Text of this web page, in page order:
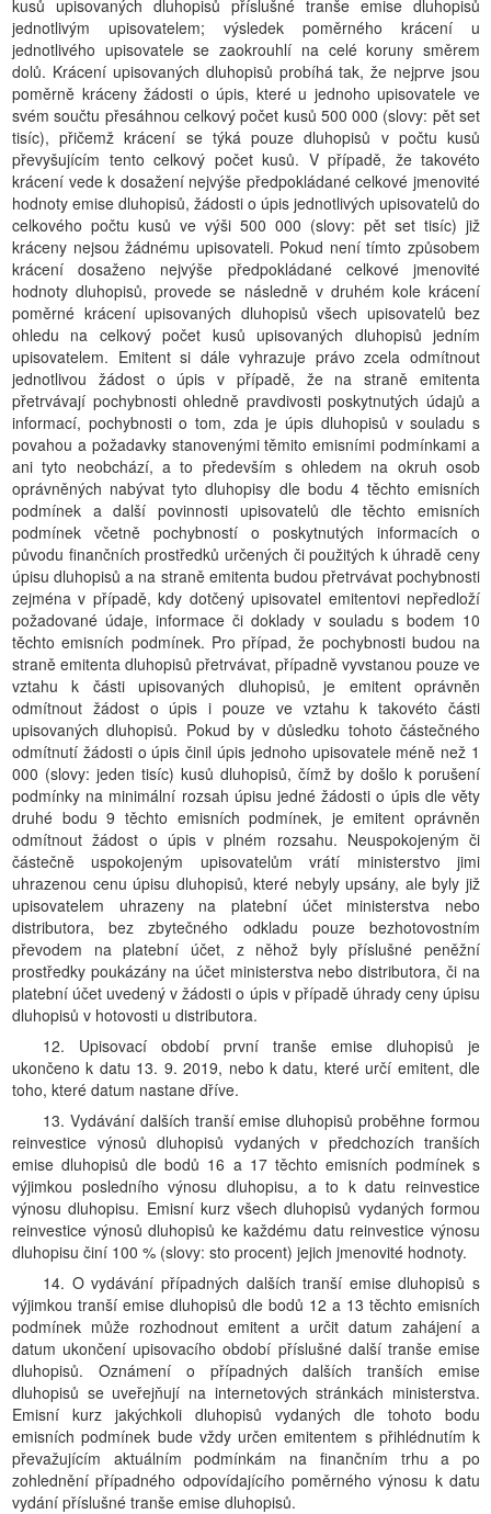
kusů upisovaných dluhopisů příslušné tranše emise dluhopisů
jednotlivým upisovatelem; výsledek poměrného krácení u
jednotlivého upisovatele se zaokrouhlí na celé koruny směrem
dolů. Krácení upisovaných dluhopisů probíhá tak, že nejprve jsou
poměrně kráceny žádosti o úpis, které u jednoho upisovatele ve
svém součtu přesáhnou celkový počet kusů 500 000 (slovy: pět set
tisíc), přičemž krácení se týká pouze dluhopisů v počtu kusů
převyšujícím tento celkový počet kusů. V případě, že takovéto
krácení vede k dosažení nejvýše předpokládané celkové jmenovité
hodnoty emise dluhopisů, žádosti o úpis jednotlivých upisovatelů do
celkového počtu kusů ve výši 500 000 (slovy: pět set tisíc) již
kráceny nejsou žádnému upisovateli. Pokud není tímto způsobem
krácení dosaženo nejvýše předpokládané celkové jmenovité
hodnoty dluhopisů, provede se následně v druhém kole krácení
poměrné krácení upisovaných dluhopisů všech upisovatelů bez
ohledu na celkový počet kusů upisovaných dluhopisů jedním
upisovatelem. Emitent si dále vyhrazuje právo zcela odmítnout
jednotlivou žádost o úpis v případě, že na straně emitenta
přetrvávají pochybnosti ohledně pravdivosti poskytnutých údajů a
informací, pochybnosti o tom, zda je úpis dluhopisů v souladu s
povahou a požadavky stanovenými těmito emisními podmínkami a
ani tyto neobchází, a to především s ohledem na okruh osob
oprávněných nabývat tyto dluhopisy dle bodu 4 těchto emisních
podmínek a další povinnosti upisovatelů dle těchto emisních
podmínek včetně pochybností o poskytnutých informacích o
původu finančních prostředků určených či použitých k úhradě ceny
úpisu dluhopisů a na straně emitenta budou přetrvávat pochybnosti
zejména v případě, kdy dotčený upisovatel emitentovi nepředloží
požadované údaje, informace či doklady v souladu s bodem 10
těchto emisních podmínek. Pro případ, že pochybnosti budou na
straně emitenta dluhopisů přetrvávat, případně vyvstanou pouze ve
vztahu k části upisovaných dluhopisů, je emitent oprávněn
odmítnout žádost o úpis i pouze ve vztahu k takovéto části
upisovaných dluhopisů. Pokud by v důsledku tohoto částečného
odmítnutí žádosti o úpis činil úpis jednoho upisovatele méně než 1
000 (slovy: jeden tisíc) kusů dluhopisů, čímž by došlo k porušení
podmínky na minimální rozsah úpisu jedné žádosti o úpis dle věty
druhé bodu 9 těchto emisních podmínek, je emitent oprávněn
odmítnout žádost o úpis v plném rozsahu. Neuspokojeným či
částečně uspokojeným upisovatelům vrátí ministerstvo jimi
uhrazenou cenu úpisu dluhopisů, které nebyly upsány, ale byly již
upisovatelem uhrazeny na platební účet ministerstva nebo
distributora, bez zbytečného odkladu pouze bezhotovostním
převodem na platební účet, z něhož byly příslušné peněžní
prostředky poukázány na účet ministerstva nebo distributora, či na
platební účet uvedený v žádosti o úpis v případě úhrady ceny úpisu
dluhopisů v hotovosti u distributora.
12. Upisovací období první tranše emise dluhopisů je
ukončeno k datu 13. 9. 2019, nebo k datu, které určí emitent, dle
toho, které datum nastane dříve.
13. Vydávání dalších tranší emise dluhopisů proběhne formou
reinvestice výnosů dluhopisů vydaných v předchozích tranších
emise dluhopisů dle bodů 16 a 17 těchto emisních podmínek s
výjimkou posledního výnosu dluhopisu, a to k datu reinvestice
výnosu dluhopisu. Emisní kurz všech dluhopisů vydaných formou
reinvestice výnosů dluhopisů ke každému datu reinvestice výnosu
dluhopisu činí 100 % (slovy: sto procent) jejich jmenovité hodnoty.
14. O vydávání případných dalších tranší emise dluhopisů s
výjimkou tranší emise dluhopisů dle bodů 12 a 13 těchto emisních
podmínek může rozhodnout emitent a určit datum zahájení a
datum ukončení upisovacího období příslušné další tranše emise
dluhopisů. Oznámení o případných dalších tranších emise
dluhopisů se uveřejňují na internetových stránkách ministerstva.
Emisní kurz jakýchkoli dluhopisů vydaných dle tohoto bodu
emisních podmínek bude vždy určen emitentem s přihlédnutím k
převažujícím aktuálním podmínkám na finančním trhu a po
zohlednění případného odpovídajícího poměrného výnosu k datu
vydání příslušné tranše emise dluhopisů.